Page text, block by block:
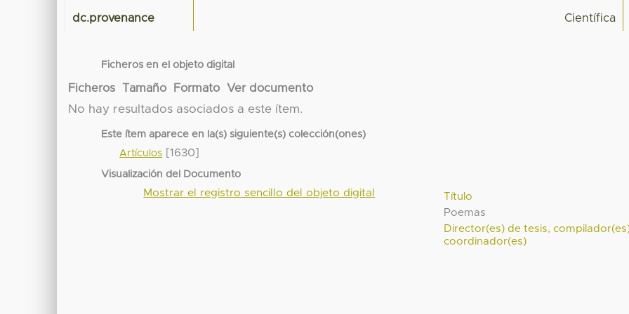
dc.provenance Científica
Ficheros en el objeto digital
Ficheros Tamaño Formato
Ver documento
No hay resultados asociados a este ítem.
Este ítem aparece en la(s) siguiente(s) colección(ones)
Artículos [1630]
Visualización del Documento
Título
Poemas
Director(es) de tesis,
coordinador(es)
Mostrar el registro sencillo del objeto digital